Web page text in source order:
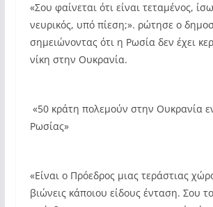
«Σου φαίνεται ότι είναι τεταμένος,
νευρικός, υπό πίεση;». ρώτησε ο
σημειώνοντας ότι η Ρωσία δεν έχει
νίκη στην Ουκρανία.
«50 κράτη πολεμούν στην Ουκρανία
Ρωσίας»
«Είναι ο Πρόεδρος μιας τεράστιας
βιώνεις κάποιου είδους ένταση. Σου